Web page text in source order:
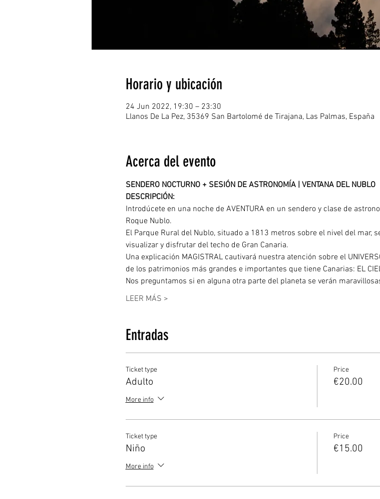
Horario y ubicación
24 Jun 2022, 19:30 – 23:30
Llanos De La Pez, 35369 San Bartolomé de Tirajana, Las Palmas, España
Acerca del evento
SENDERO NOCTURNO + SESIÓN DE ASTRONOMÍA | VENTANA DEL NUBLO
DESCRIPCIÓN:
Introdúcete en una noche de AVENTURA en un sendero y clase de
Roque Nublo.
El Parque Rural del Nublo, situado a 1813 metros sobre el nivel del mar,
visualizar y disfrutar del techo de Gran Canaria.
Una explicación MAGISTRAL cautivará nuestra atención sobre el
de los patrimonios más grandes e importantes que tiene Canarias: EL
Nos preguntamos si en alguna otra parte del planeta se verán
LEER MÁS >
Entradas
Ticket type
Adulto
More info
Price
€20.00
Ticket type
Niño
More info
Price
€15.00